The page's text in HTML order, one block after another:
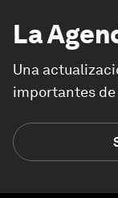
La
Una
importantes